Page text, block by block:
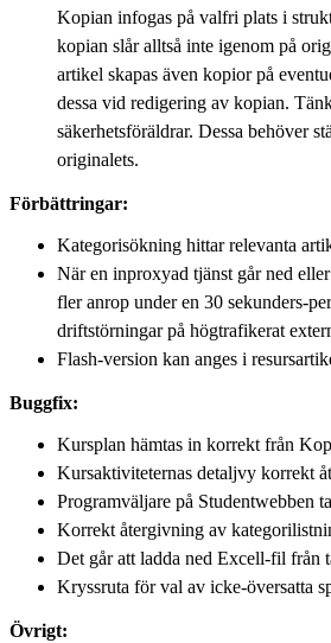
Kopian infogas på valfri plats i
kopian slår alltså inte igenom på
artikel skapas även kopior på
dessa vid redigering av kopian.
säkerhetsföräldrar. Dessa behöver
originalets.
Förbättringar:
Kategorisökning hittar relevanta
När en inproxyad tjänst går ned
fler anrop under en 30 sekunders-
driftstörningar på högtrafikerat
Flash-version kan anges i
Buggfix:
Kursplan hämtas in korrekt från
Kursaktiviteternas detaljvy korrekt
Programväljare på Studentwebben
Korrekt återgivning av
Det går att ladda ned Excell-fil från
Kryssruta för val av icke-översatta
Övrigt: